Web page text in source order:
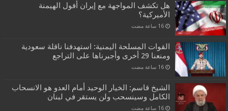
هل تكشف المواجهة مع إيران أفول الهيمنة
الأميركية؟
‏16 ساعة مضت
القوات المسلحة اليمنية: استهدفنا ناقلة سعودية
ومنعنا 29 أخرى وأجبرناها على التراجع
‏16 ساعة مضت
الشيخ قاسم: الخيار الوحيد أمام العدو هو الانسحاب
الكامل وسينسحب ولن يستقر في لبنان
‏16 ساعة مضت